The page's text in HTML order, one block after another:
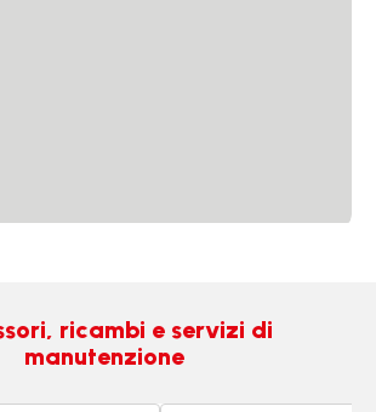
ricambi e servizi di
manutenzione